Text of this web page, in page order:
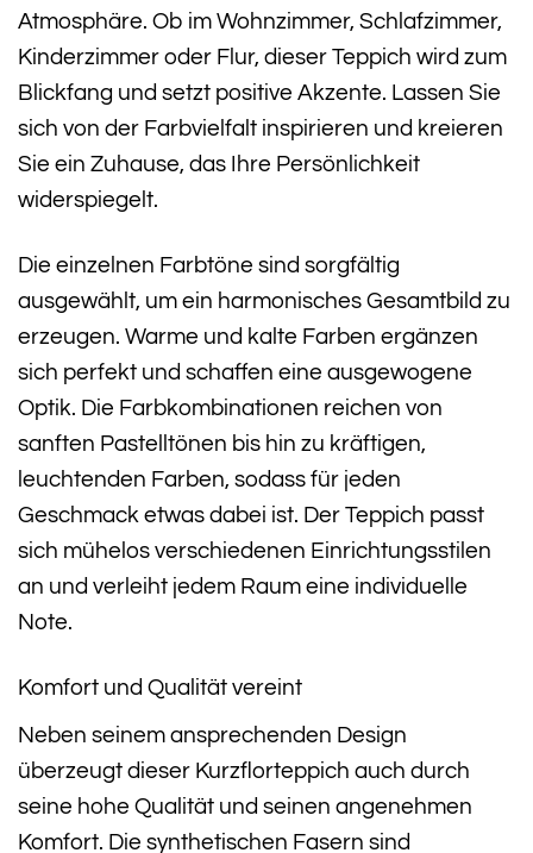
Atmosphäre. Ob im Wohnzimmer, Schlafzimmer,
Kinderzimmer oder Flur, dieser Teppich wird zum
Blickfang und setzt positive Akzente. Lassen Sie
sich von der Farbvielfalt inspirieren und kreieren
Sie ein Zuhause, das Ihre Persönlichkeit
widerspiegelt.
Die einzelnen Farbtöne sind sorgfältig
ausgewählt, um ein harmonisches Gesamtbild zu
erzeugen. Warme und kalte Farben ergänzen
sich perfekt und schaffen eine ausgewogene
Optik. Die Farbkombinationen reichen von
sanften Pastelltönen bis hin zu kräftigen,
leuchtenden Farben, sodass für jeden
Geschmack etwas dabei ist. Der Teppich passt
sich mühelos verschiedenen Einrichtungsstilen
an und verleiht jedem Raum eine individuelle
Note.
Komfort und Qualität vereint
Neben seinem ansprechenden Design
überzeugt dieser Kurzflorteppich auch durch
seine hohe Qualität und seinen angenehmen
Komfort. Die synthetischen Fasern sind